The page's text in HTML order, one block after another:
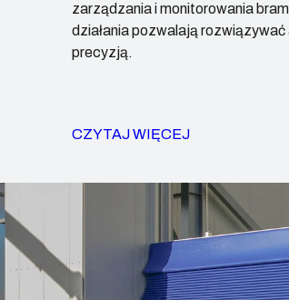
zarządzania i monitorowania
działania pozwalają
precyzją.
CZYTAJ WIĘCEJ